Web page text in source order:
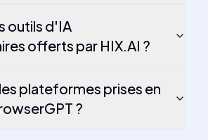
outils d'IA
offerts par HIX.AI ?
plateformes prises en
?